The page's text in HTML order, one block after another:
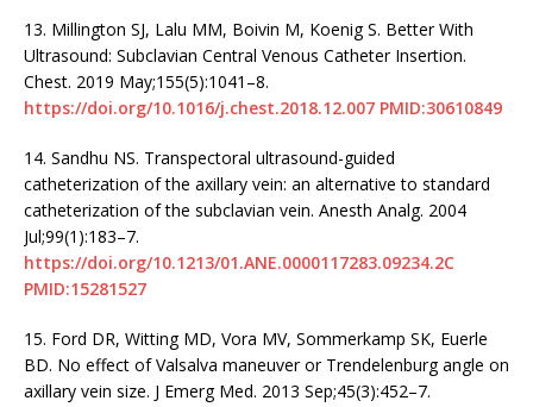
13. Millington SJ, Lalu MM, Boivin M, Koenig S. Better With
Ultrasound: Subclavian Central Venous Catheter Insertion.
Chest. 2019 May;155(5):1041–8.
https://doi.org/10.1016/j.chest.2018.12.007 PMID:30610849
14. Sandhu NS. Transpectoral ultrasound-guided
catheterization of the axillary vein: an alternative to standard
catheterization of the subclavian vein. Anesth Analg. 2004
Jul;99(1):183–7.
https://doi.org/10.1213/01.ANE.0000117283.09234.2C
PMID:15281527
15. Ford DR, Witting MD, Vora MV, Sommerkamp SK, Euerle
BD. No effect of Valsalva maneuver or Trendelenburg angle on
axillary vein size. J Emerg Med. 2013 Sep;45(3):452–7.